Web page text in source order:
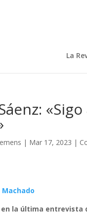
La
| Mar 17, 2023 |
Machado
en la última entrevista